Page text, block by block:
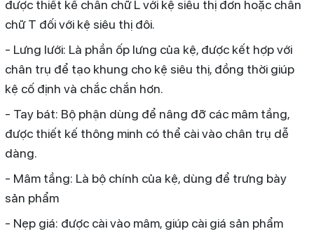
được thiết kế chân chữ L với kệ siêu thị đơn hoặc chân
chữ T đối với kệ siêu thị đôi.
- Lưng lưới: Là phần ốp lưng của kệ, được kết hợp với
chân trụ để tạo khung cho kệ siêu thị, đồng thời giúp
kệ cố định và chắc chắn hơn.
- Tay bát: Bộ phận dùng để nâng đỡ các mâm tầng,
được thiết kế thông minh có thể cài vào chân trụ dễ
dàng.
- Mâm tầng: Là bộ chính của kệ, dùng để trưng bày
sản phẩm
- Nẹp giá: được cài vào mâm, giúp cài giá sản phẩm